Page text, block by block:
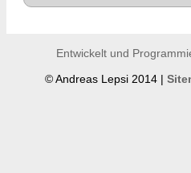
Entwickelt und
© Andreas Lepsi 2014 |